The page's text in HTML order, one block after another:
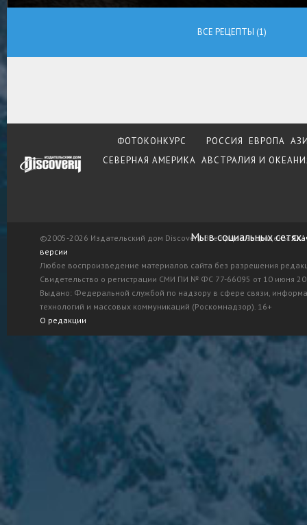
ВСЕ РЕЦЕПТЫ (1)
ФОТОКОНКУРС РОССИЯ ЕВРОПА
СЕВЕРНАЯ АМЕРИКА АВСТРАЛИЯ И
©2005-2026 Издательский дом Discovery. Все права защищены.
версии
Любое воспроизведение материалов сайта без разрешения
Свидетельство о регистрации СМИ ПИ № ФС 77-66095 от 10 июня
Выдано: Федеральной службой по надзору в сфере связи,
технологий и массовых коммуникаций (Роскомнадзор). 16+
О редакции
Мы в социальных сетях: